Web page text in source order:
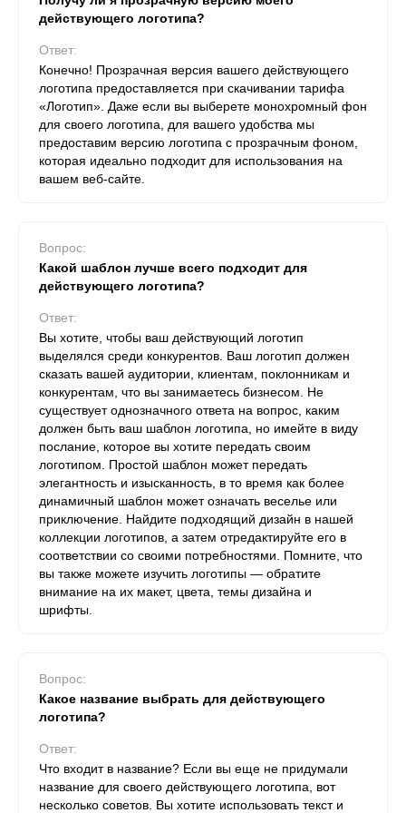
действующего логотипа?
Ответ:
Конечно! Прозрачная версия вашего действующего
логотипа предоставляется при скачивании тарифа
«Логотип». Даже если вы выберете монохромный фон
для своего логотипа, для вашего удобства мы
предоставим версию логотипа с прозрачным фоном,
которая идеально подходит для использования на
вашем веб-сайте.
Вопрос:
Какой шаблон лучше всего подходит для
действующего логотипа?
Ответ:
Вы хотите, чтобы ваш действующий логотип
выделялся среди конкурентов. Ваш логотип должен
сказать вашей аудитории, клиентам, поклонникам и
конкурентам, что вы занимаетесь бизнесом. Не
существует однозначного ответа на вопрос, каким
должен быть ваш шаблон логотипа, но имейте в виду
послание, которое вы хотите передать своим
логотипом. Простой шаблон может передать
элегантность и изысканность, в то время как более
динамичный шаблон может означать веселье или
приключение. Найдите подходящий дизайн в нашей
коллекции логотипов, а затем отредактируйте его в
соответствии со своими потребностями. Помните, что
вы также можете изучить логотипы — обратите
внимание на их макет, цвета, темы дизайна и
шрифты.
Вопрос:
Какое название выбрать для действующего
логотипа?
Ответ:
Что входит в название? Если вы еще не придумали
название для своего действующего логотипа, вот
несколько советов. Вы хотите использовать текст и